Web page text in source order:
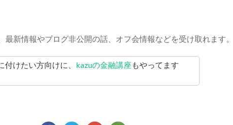
新情報やブログ非公開の話、オフ会情報などを受け取れます。
けたい方向けに、 kazuの金融講座 もやってます